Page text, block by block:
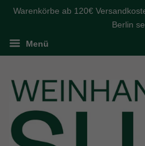
Warenkörbe ab 120€
Berlin
Menü